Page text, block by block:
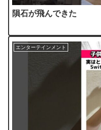
隕石が飛んできた
エンターテインメント